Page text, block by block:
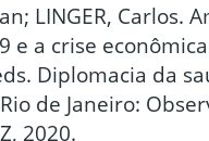
LINGER, Carlos.
e a crise
Diplomacia da
de Janeiro:
2020.